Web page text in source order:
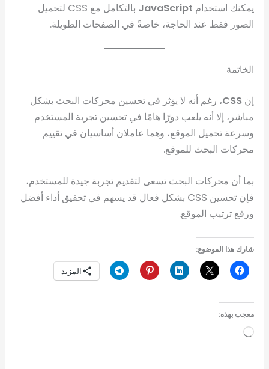
يمكنك استخدام JavaScript
بالتكامل مع CSS لتحميل
الصور فقط عند الحاجة، خاصةً في الصفحات الطويلة.
الخاتمة
إنCSS، رغم أنه لا يؤثر في تحسين محركات البحث بشكل
مباشر، إلا أنه يلعب دورًا هامًا في تحسين تجربة المستخدم
وسرعة تحميل الموقع، وهما عاملان أساسيان في تقييم
محركات البحث للموقع.
بما أن محركات البحث تسعى لتقديم تجربة جيدة للمستخدم،
فإن تحسين CSS بشكل فعال قد يسهم في تحقيق أداء أفضل
ورفع ترتيب الموقع.
شارك هذا الموضوع:
المزيد
معجب بهذه:
جاري